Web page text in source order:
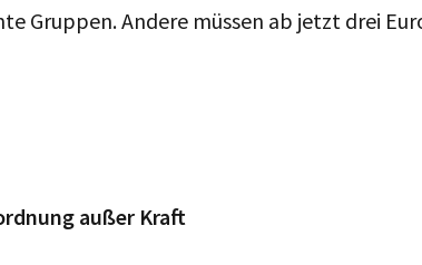
Gruppen. Andere müssen ab jetzt drei
außer Kraft